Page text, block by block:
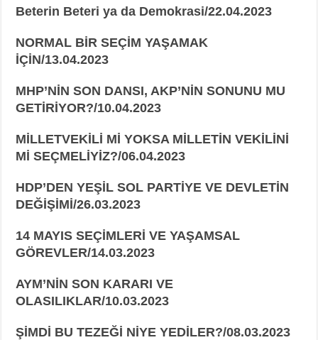
Beterin Beteri ya da Demokrasi/22.04.2023
NORMAL BİR SEÇİM YAŞAMAK
İÇİN/13.04.2023
MHP’NİN SON DANSI, AKP’NİN SONUNU MU
GETİRİYOR?/10.04.2023
MİLLETVEKİLİ Mİ YOKSA MİLLETİN VEKİLİNİ
Mİ SEÇMELİYİZ?/06.04.2023
HDP’DEN YEŞİL SOL PARTİYE VE DEVLETİN
DEĞİŞİMİ/26.03.2023
14 MAYIS SEÇİMLERİ VE YAŞAMSAL
GÖREVLER/14.03.2023
AYM’NİN SON KARARI VE
OLASILIKLAR/10.03.2023
ŞİMDİ BU TEZEĞİ NİYE YEDİLER?/08.03.2023